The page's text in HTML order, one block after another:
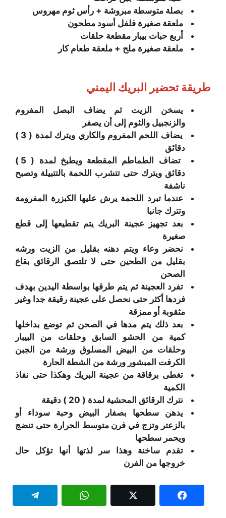
بصلة متوسطة مبروشة + رأس ثوم مهروس
ملعقة صغيرة فلفل أسود مطحون
أربع حبات بيبار مقطعة حلقات
ملعقة صغيرة ملح + ملعقة طعام کار
طريقة تحضير البريك اليمني
يسخن الزيت ثم يضاف البصل المفروم
والزنجبيل والثوم إلى أن يصفر
يضاف اللحم المفروم والكاري ويترك لمدة ( 3 )
دقائق
تضاف الطماطم المقطعة ويطبخ لمدة ( 5 )
دقائق ويترك حتى تتشرب اللحمة بالتتبيلة وتصبح
ناشفة
عندما تبرد اللحمة يرش عليها الكبزرة المفرومة
وتترك جانبا
بعد تجهيز عجينة البريك يتم تقطيعها إلى قطع
صغيرة
نحضر وعاء ويتم دهنه بقليل من الزيت ورشه
بقليل من الطحين حتى لا تلتصق الرقائق بقاع
الصحن
تفرد العجينة ثم يتم طرقها بواسطة اليدين بهدف
فردها أكثر حتى نحصل على عجينة رقيقة جدا وغير
مثقوبة أو ممزقة
بعد ذلك يتم مدها في الصحن ثم توضع بداخلها
كمية من الحشو السابق وحلقات من البيبار
وحلقات من البيض المسلوق ورشة من الجبن
الكرفت المبشور ورشة من الشطة الحارة
تغطى برقاقة من عجينة البريك وهكذا حتى نفاذ
الكمية
نترك الرقائق المحشية لمدة ( 20 )
دقيقة
يدهن سطحها بصفار البيض وحبة سوداء أو
بالزعتر وتزج في فرن متوسط الحرارة حتى تنضج
ويحمر سطحها
تقدم ساخنة وهذا سر لذتها أنها تؤكل حال
خروجها من الفرن